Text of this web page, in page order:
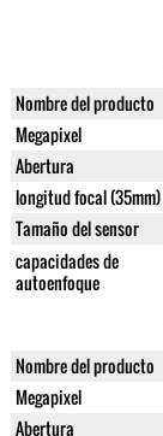
Nombre del producto
Megapixel
Abertura
longitud focal (35mm)
Tamaño del sensor
capacidades de
autoenfoque
Nombre del producto
Megapixel
Abertura